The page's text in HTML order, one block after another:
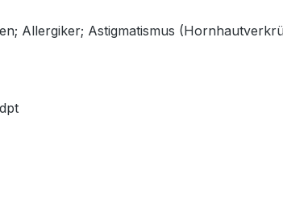
Allergiker; Astigmatismus